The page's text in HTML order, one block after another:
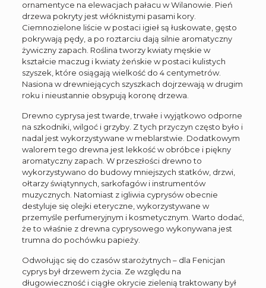
ornamentyce na elewacjach pałacu w Wilanowie. Pień
drzewa pokryty jest włóknistymi pasami kory.
Ciemnozielone liście w postaci igieł są łuskowate, gęsto
pokrywają pędy, a po roztarciu dają silnie aromatyczny
żywiczny zapach. Roślina tworzy kwiaty męskie w
kształcie maczug i kwiaty żeńskie w postaci kulistych
szyszek, które osiągają wielkość do 4 centymetrów.
Nasiona w drewniejących szyszkach dojrzewają w drugim
roku i nieustannie obsypują koronę drzewa.
Drewno cyprysa jest twarde, trwałe i wyjątkowo odporne
na szkodniki, wilgoć i grzyby. Z tych przyczyn często było i
nadal jest wykorzystywane w meblarstwie. Dodatkowym
walorem tego drewna jest lekkość w obróbce i piękny
aromatyczny zapach. W przeszłości drewno to
wykorzystywano do budowy mniejszych statków, drzwi,
ołtarzy świątynnych, sarkofagów i instrumentów
muzycznych. Natomiast z igliwia cyprysów obecnie
destyluje się olejki eteryczne, wykorzystywane w
przemyśle perfumeryjnym i kosmetycznym. Warto dodać,
że to właśnie z drewna cyprysowego wykonywana jest
trumna do pochówku papieży.
Odwołując się do czasów starożytnych – dla Fenicjan
cyprys był drzewem życia. Ze względu na
długowieczność i ciągłe okrycie zielenią traktowany był